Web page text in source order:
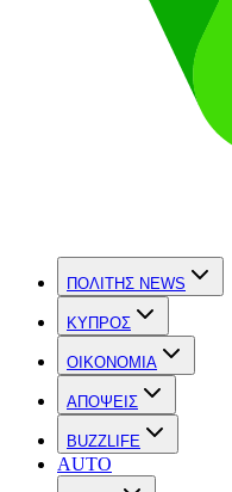
ΠΟΛΙΤΗΣ NEWS
ΚΥΠΡΟΣ
OIKONOMIA
ΑΠΟΨΕΙΣ
BUZZLIFE
AUTO